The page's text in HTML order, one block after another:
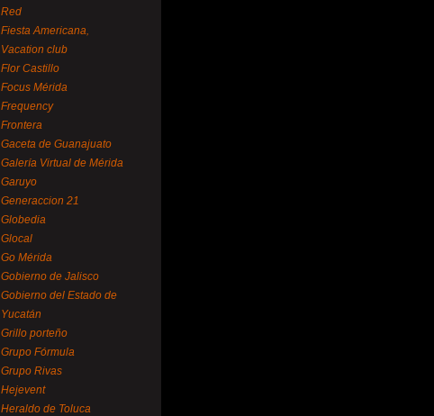
Red
Fiesta Americana,
Vacation club
Flor Castillo
Focus Mérida
Frequency
Frontera
Gaceta de Guanajuato
Galería Virtual de Mérida
Garuyo
Generaccion 21
Globedia
Glocal
Go Mérida
Gobierno de Jalisco
Gobierno del Estado de
Yucatán
Grillo porteño
Grupo Fórmula
Grupo Rivas
Hejevent
Heraldo de Toluca